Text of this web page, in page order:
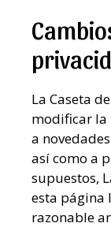
La Caseta
modificar
a
así como a
supuestos,
esta página
razonable